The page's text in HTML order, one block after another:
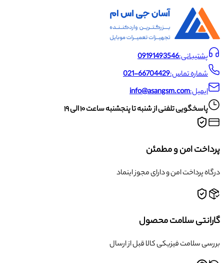
پشتیبانی:09191493546
شماره تماس:021-66704429
ایمیل:info@asangsm.com
پاسخگویی تلفنی از شنبه تا پنجشنبه ساعت ۱۰ الی ۱۹
پرداخت امن و مطمئن
درگاه پرداخت امن و دارای مجوز اینماد
گارانتی سلامت محصول
بررسی سلامت فیزیکی کالا قبل از ارسال